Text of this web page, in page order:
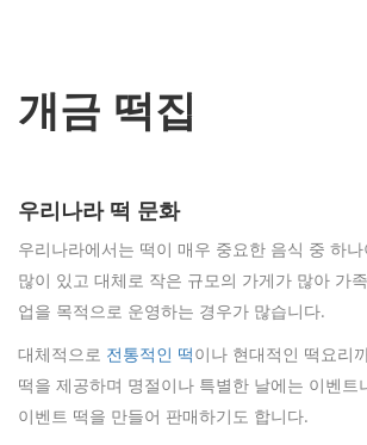
개금 떡집
우리나라 떡 문화
우리나라에서는 떡이 매우 중요한 음식 중 하
많이 있고 대체로 작은 규모의 가게가 많아 가
업을 목적으로 운영하는 경우가 많습니다.
대체적으로 전통적인 떡이나 현대적인 떡요리
떡을 제공하며 명절이나 특별한 날에는 이벤트
이벤트 떡을 만들어 판매하기도 합니다.